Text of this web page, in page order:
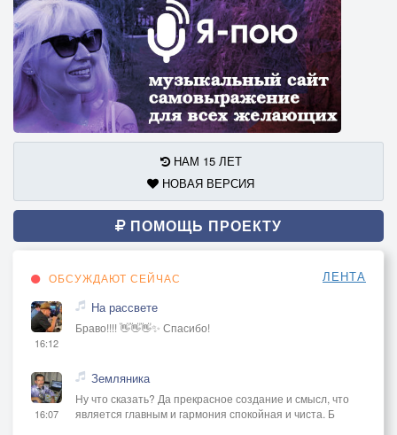
НАМ 15 ЛЕТ
НОВАЯ ВЕРСИЯ
ПОМОЩЬ ПРОЕКТУ
ОБСУЖДАЮТ СЕЙЧАС ЛЕНТА
16:12
На рассвете
Браво!!!! 👋👋👋✨ Спасибо!
16:07
Земляника
Ну что сказать? Да прекрасное создание и смысл, что
является главным и гармония спокойная и чиста. Б